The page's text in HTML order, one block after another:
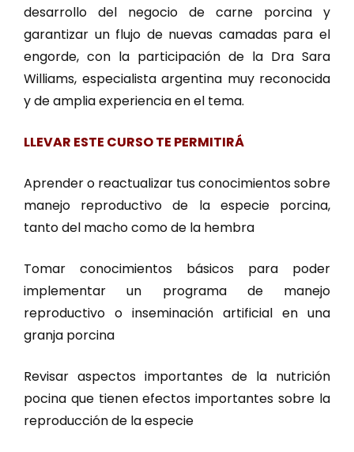
desarrollo del negocio de carne porcina y
garantizar un flujo de nuevas camadas para el
engorde, con la participación de la Dra Sara
Williams, especialista argentina muy reconocida
y de amplia experiencia en el tema.
LLEVAR ESTE CURSO TE PERMITIRÁ
Aprender o reactualizar tus conocimientos sobre
manejo reproductivo de la especie porcina,
tanto del macho como de la hembra
Tomar conocimientos básicos para poder
implementar un programa de manejo
reproductivo o inseminación artificial en una
granja porcina
Revisar aspectos importantes de la nutrición
pocina que tienen efectos importantes sobre la
reproducción de la especie